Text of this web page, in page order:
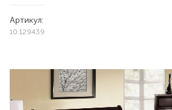
Артикул:
10.129439